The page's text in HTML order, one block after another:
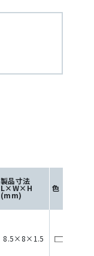
製品寸法
L×W×H
(mm)
色
8.5×8×1.5